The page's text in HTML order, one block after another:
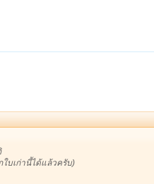
บเก่านี้ได้แล้วครับ)